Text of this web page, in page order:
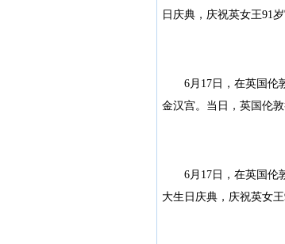
日庆典，庆祝英女王91
6月17日，在英国伦敦
金汉宫。当日，英国伦
6月17日，在英国伦敦
大生日庆典，庆祝英女